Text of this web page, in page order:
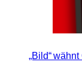
„Bild“